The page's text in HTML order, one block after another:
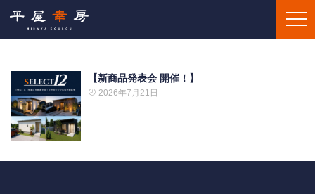
【新商品発表会 開催！】
2026年7月21日